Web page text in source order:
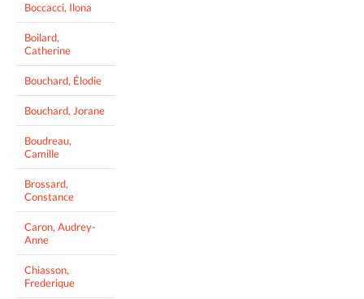
Boccacci, Ilona
Boilard,
Catherine
Bouchard, Élodie
Bouchard, Jorane
Boudreau,
Camille
Brossard,
Constance
Caron, Audrey-
Anne
Chiasson,
Frederique